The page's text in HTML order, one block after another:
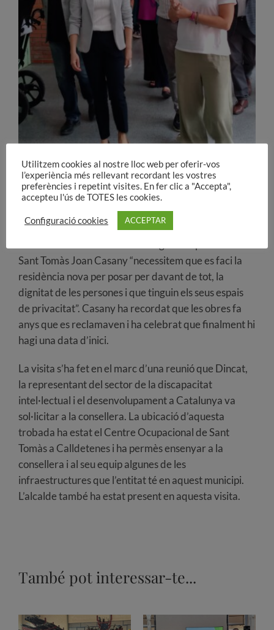
Les obres que segons ha explicat estan previstes que
durin dotze mesos i que tinguin un cost de 4 milions
d’euros, permetran convertir les habitacions triples
actuals en dobles o individuals i els banys deixin de
Sant Tomàs Joan Casany “necessitem que es faci la
residència nova per posar per davant de tot, la
dignitat de les persones i que tinguin els seus espais
de privacitat”. Casany ha recordat que les obres fa
anys que es reclamaven i ha celebrat que finalment hi
hagi una data d’inici.
La visita s’ha fet en el marc d’una reunió que Dincat,
la representant del sector de la discapacitat
intel·lectual i el desenvolupament a Catalunya va
sol·licitar a la consellera. La ubicació d’aquesta
trobada ha estat el Centre Ocupacional de Sant
Tomàs a Calldetenes i ha permès ensenyar a la
consellera i al seu equip algunes de les
infraestructures que l’entitat té en aquest municipi.
L’alcalde també ha estat present en aquesta visita.
També pot interessar-te...
Utilitzem cookies al nostre lloc web per oferir-vos
l’experiència més rellevant recordant les vostres
preferències i repetint visites. En fer clic a "Accepta",
accepteu l'ús de TOTES les cookies.
Configuració cookies ACCEPTAR